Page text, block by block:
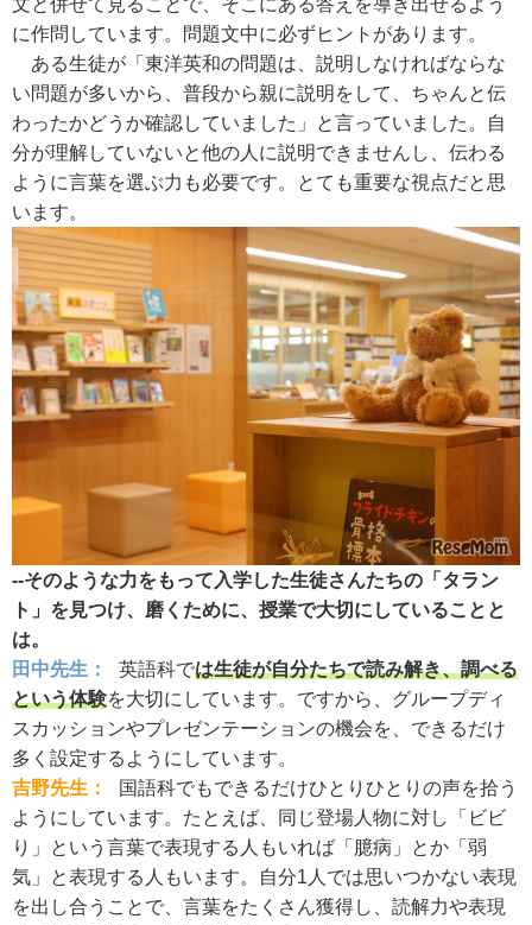
文と併せて見ることで、そこにある答えを導き出せるよう
に作問しています。問題文中に必ずヒントがあります。
ある生徒が「東洋英和の問題は、説明しなければならな
い問題が多いから、普段から親に説明をして、ちゃんと伝
わったかどうか確認していました」と言っていました。自
分が理解していないと他の人に説明できませんし、伝わる
ように言葉を選ぶ力も必要です。とても重要な視点だと思
います。
--そのような力をもって入学した生徒さんたちの「タラン
ト」を見つけ、磨くために、授業で大切にしていることと
は。
田中先生：
英語科では生徒が自分たちで読み解き、調べる
という体験を大切にしています。ですから、グループディ
スカッションやプレゼンテーションの機会を、できるだけ
多く設定するようにしています。
吉野先生：
国語科でもできるだけひとりひとりの声を拾う
ようにしています。たとえば、同じ登場人物に対し「ビビ
り」という言葉で表現する人もいれば「臆病」とか「弱
気」と表現する人もいます。自分1人では思いつかない表現
を出し合うことで、言葉をたくさん獲得し、読解力や表現